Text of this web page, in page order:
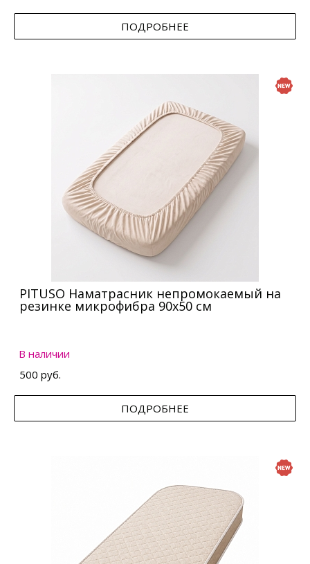
ПОДРОБНЕЕ
PITUSO Наматрасник непромокаемый на
резинке микрофибра 90х50 см
В наличии
500 руб.
ПОДРОБНЕЕ